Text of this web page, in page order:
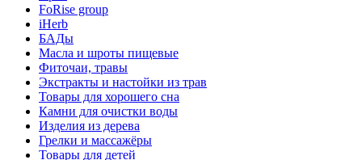
FoRise group
iHerb
БАДы
Масла и шроты пищевые
Фиточаи, травы
Экстракты и настойки из трав
Товары для хорошего сна
Камни для очистки воды
Изделия из дерева
Грелки и массажёры
Товары для детей